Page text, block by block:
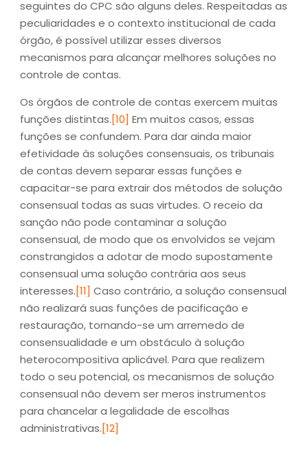
seguintes do CPC são alguns deles. Respeitadas as
peculiaridades e o contexto institucional de cada
órgão, é possível utilizar esses diversos
mecanismos para alcançar melhores soluções no
controle de contas.
Os órgãos de controle de contas exercem muitas
funções distintas.[10] Em muitos casos, essas
funções se confundem. Para dar ainda maior
efetividade às soluções consensuais, os tribunais
de contas devem separar essas funções e
capacitar-se para extrair dos métodos de solução
consensual todas as suas virtudes. O receio da
sanção não pode contaminar a solução
consensual, de modo que os envolvidos se vejam
constrangidos a adotar de modo supostamente
consensual uma solução contrária aos seus
interesses.[11] Caso contrário, a solução consensual
não realizará suas funções de pacificação e
restauração, tornando-se um arremedo de
consensualidade e um obstáculo à solução
heterocompositiva aplicável. Para que realizem
todo o seu potencial, os mecanismos de solução
consensual não devem ser meros instrumentos
para chancelar a legalidade de escolhas
administrativas.[12]